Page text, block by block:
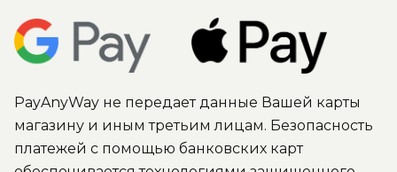
PayAnyWay не передает данные Вашей карты
магазину и иным третьим лицам. Безопасность
платежей с помощью банковских карт